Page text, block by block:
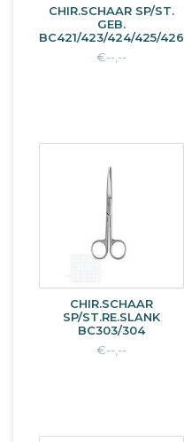
CHIR.SCHAAR SP/ST.
GEB.
BC421/423/424/425/426
€--,--
CHIR.SCHAAR
SP/ST.RE.SLANK
BC303/304
€--,--